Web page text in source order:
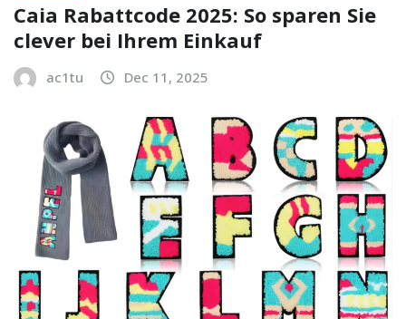
Caia Rabattcode 2025: So sparen Sie
clever bei Ihrem Einkauf
ac1tu Dec 11, 2025